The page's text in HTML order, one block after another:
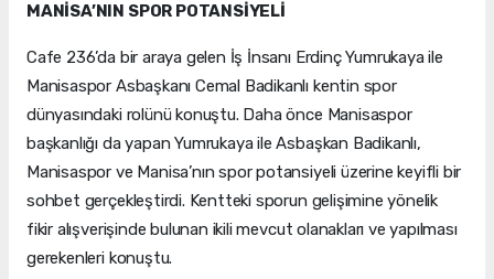
MANİSA’NIN SPOR POTANSİYELİ
Cafe 236’da bir araya gelen İş İnsanı Erdinç Yumrukaya ile
Manisaspor Asbaşkanı Cemal Badikanlı kentin spor
dünyasındaki rolünü konuştu. Daha önce Manisaspor
başkanlığı da yapan Yumrukaya ile Asbaşkan Badikanlı,
Manisaspor ve Manisa’nın spor potansiyeli üzerine keyifli bir
sohbet gerçekleştirdi. Kentteki sporun gelişimine yönelik
fikir alışverişinde bulunan ikili mevcut olanakları ve yapılması
gerekenleri konuştu.